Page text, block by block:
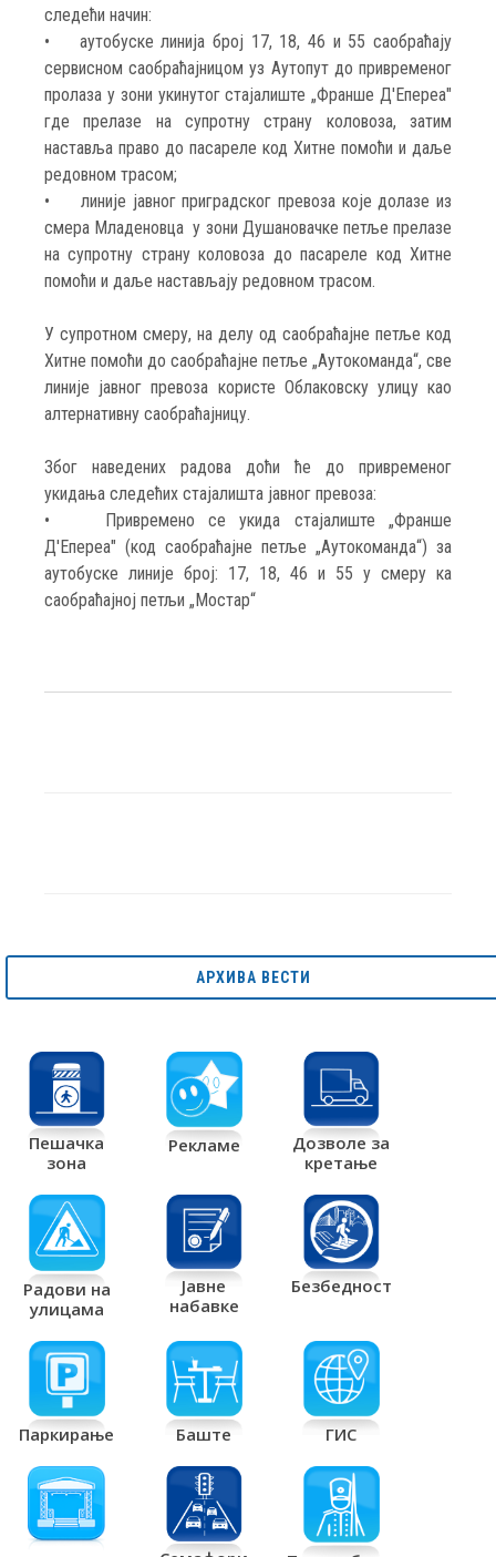
следећи начин:
• аутобуске линија број 17, 18, 46 и 55 саобраћају
сервисном саобраћајницом уз Аутопут до привременог
пролаза у зони укинутог стајалиште „Франше Д'Епереа"
где прелазе на супротну страну коловоза, затим
наставља право до пасареле код Хитне помоћи и даље
редовном трасом;
• линије јавног приградског превоза које долазе из
смера Младеновца у зони Душановачке петље прелазе
на супротну страну коловоза до пасареле код Хитне
помоћи и даље настављају редовном трасом.
У супротном смеру, на делу од саобраћајне петље код
Хитне помоћи до саобраћајне петље „Аутокоманда“, све
линије јавног превоза користе Облаковску улицу као
алтернативну саобраћајницу.
Због наведених радова доћи ће до привременог
укидања следећих стајалишта јавног превоза:
• Привремено се укида стајалиште „Франше
Д'Епереа" (код саобраћајне петље „Аутокоманда“) за
аутобуске линије број: 17, 18, 46 и 55 у смеру ка
саобраћајној петљи „Мостар“
АРХИВА ВЕСТИ
Пешачка
зона
Рекламе
Дозволе за
кретање
Радови на
улицама
Јавне
набавке
Безбедност
Паркирање Баште ГИС